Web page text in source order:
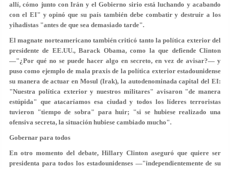
allí, cómo junto con Irán y el Gobierno sirio está luchando y acabando
con el EI" y opinó que su país también debe combatir y destruir a los
yihadistas "antes de que sea demasiado tarde".
El magnate norteamericano también criticó tanto la política exterior del
presidente de EE.UU., Barack Obama, como la que defiende Clinton
—"¿Por qué no se puede hacer algo en secreto, en vez de avisar?— y
puso como ejemplo de mala praxis de la política exterior estadounidense
su manera de actuar en Mosul (Irak), la autodenominada capital del EI:
"Nuestra política exterior y nuestros militares" avisaron "de manera
estúpida" que atacaríamos esa ciudad y todos los líderes terroristas
tuvieron "tiempo de sobra" para huir; "si se hubiese realizado una
ofensiva secreta, la situación hubiese cambiado mucho".
Gobernar para todos
En otro momento del debate, Hillary Clinton aseguró que quiere ser
presidenta para todos los estadounidenses —"independientemente de su